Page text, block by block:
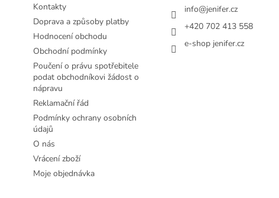
Kontakty
Doprava a způsoby platby
Hodnocení obchodu
Obchodní podmínky
Poučení o právu spotřebitele
podat obchodníkovi žádost o
nápravu
Reklamační řád
Podmínky ochrany osobních
údajů
O nás
Vrácení zboží
Moje objednávka
info@jenifer.cz
+420 702 413 558
e-shop jenifer.cz